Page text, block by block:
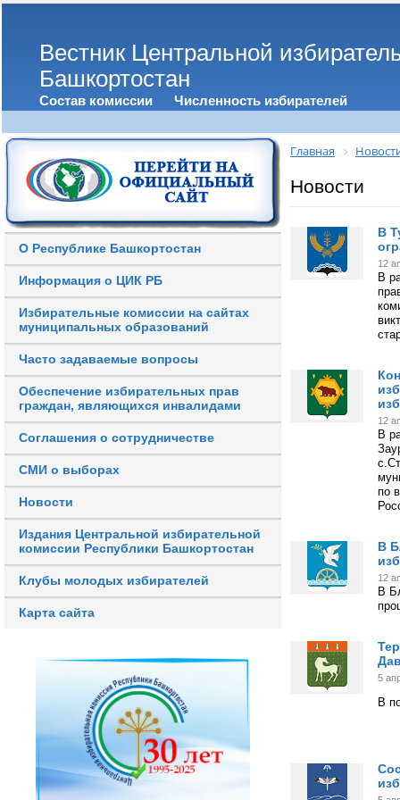
Вестник Центральной
Башкортостан
Состав комиссии Численность избирателей
О Республике Башкортостан
Информация о ЦИК РБ
Избирательные комиссии на сайтах
муниципальных образований
Часто задаваемые вопросы
Обеспечение избирательных прав
граждан, являющихся инвалидами
Соглашения о сотрудничестве
СМИ о выборах
Новости
Издания Центральной избирательной
комиссии Республики Башкортостан
Клубы молодых избирателей
Карта сайта
Главная
Новости
В
12
В
12
В
по
В
12
В
5
В